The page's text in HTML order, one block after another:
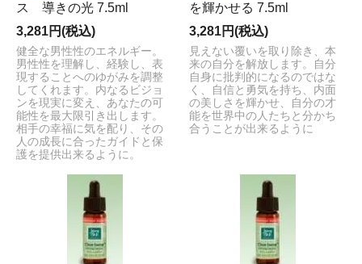
ス 導きの光 7.5ml
3,281円(税込)
健全な男性性のエネルギー。
男性性を理解し、経験し、表
現することへのゆがみを調整
してくれます。内なるビジョ
ンを現実に変え、あなたの可
能性を最大限引き出します。
相手の幸福に気を配り、その
人の成長に合ったガイドと保
護を提供出来るように。
を輝かせる 7.5ml
3,281円(税込)
見えない覆いを取り除き、本
来の自分を解放します。自分
自身に批判的になるのではな
く、自信と勇気を持ち、内面
の美しさを輝かせ、自分の才
能を世界中の人たちと分かち
合うことが出来るように